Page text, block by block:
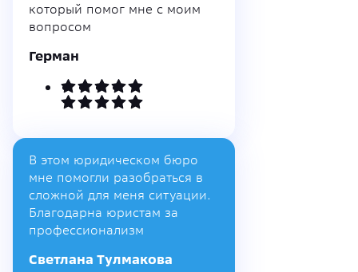
который помог мне с моим
вопросом
Герман
В этом юридическом бюро
мне помогли разобраться в
сложной для меня ситуации.
Благодарна юристам за
профессионализм
Светлана Тулмакова